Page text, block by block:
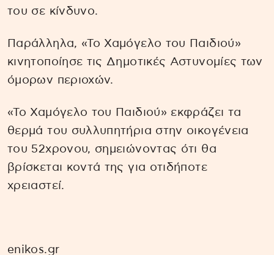
του σε κίνδυνο.
Παράλληλα, «Το Χαμόγελο του Παιδιού»
κινητοποίησε τις Δημοτικές Αστυνομίες των
όμορων περιοχών.
«To Χαμόγελο του Παιδιού» εκφράζει τα
θερμά του συλλυπητήρια στην οικογένεια
του 52χρονου, σημειώνοντας ότι θα
βρίσκεται κοντά της για οτιδήποτε
χρειαστεί.
enikos.gr